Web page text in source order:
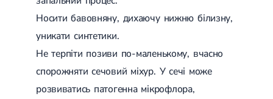
Носити бавовняну, дихаючу нижню білизну,
уникати синтетики.
Не терпіти позиви по-маленькому, вчасно
спорожняти сечовий міхур. У сечі може
розвиватись патогенна мікрофлора,